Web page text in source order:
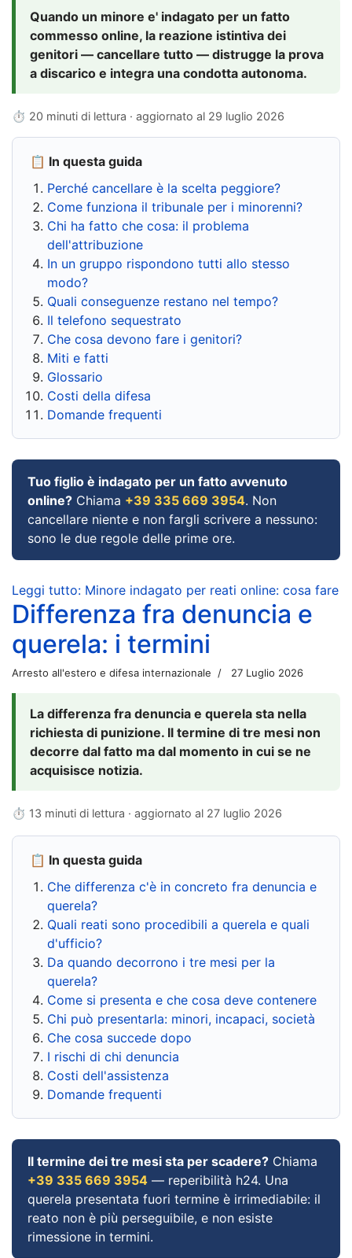
Quando un minore e' indagato per un fatto
commesso online, la reazione istintiva dei
genitori — cancellare tutto — distrugge la prova
a discarico e integra una condotta autonoma.
⏱ 20 minuti di lettura · aggiornato al 29 luglio 2026
📋 In questa guida
Perché cancellare è la scelta peggiore?
Come funziona il tribunale per i minorenni?
Chi ha fatto che cosa: il problema
dell'attribuzione
In un gruppo rispondono tutti allo stesso
modo?
Quali conseguenze restano nel tempo?
Il telefono sequestrato
Che cosa devono fare i genitori?
Miti e fatti
Glossario
Costi della difesa
Domande frequenti
Tuo figlio è indagato per un fatto avvenuto
online? Chiama +39 335 669 3954. Non
cancellare niente e non fargli scrivere a nessuno:
sono le due regole delle prime ore.
Leggi tutto: Minore indagato per reati online: cosa fare
Differenza fra denuncia e
querela: i termini
Arresto all'estero e difesa internazionale 27 Luglio 2026
La differenza fra denuncia e querela sta nella
richiesta di punizione. Il termine di tre mesi non
decorre dal fatto ma dal momento in cui se ne
acquisisce notizia.
⏱ 13 minuti di lettura · aggiornato al 27 luglio 2026
📋 In questa guida
Che differenza c'è in concreto fra denuncia e
querela?
Quali reati sono procedibili a querela e quali
d'ufficio?
Da quando decorrono i tre mesi per la
querela?
Come si presenta e che cosa deve contenere
Chi può presentarla: minori, incapaci, società
Che cosa succede dopo
I rischi di chi denuncia
Costi dell'assistenza
Domande frequenti
Il termine dei tre mesi sta per scadere? Chiama
+39 335 669 3954 — reperibilità h24. Una
querela presentata fuori termine è irrimediabile: il
reato non è più perseguibile, e non esiste
rimessione in termini.